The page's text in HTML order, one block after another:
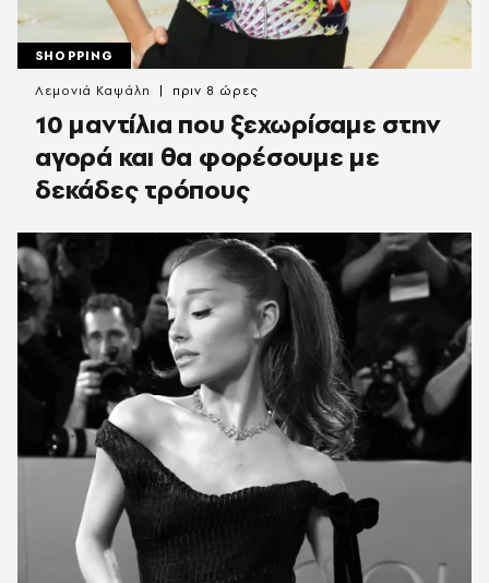
SHOPPING
10 μαντίλια που ξεχωρίσαμε στην
αγορά και θα φορέσουμε με
δεκάδες τρόπους
Λεμονιά Καψάλη πριν 8 ώρες